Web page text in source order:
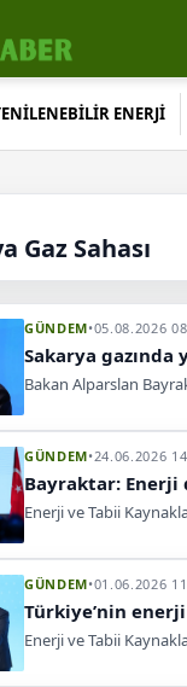
ENERJİ
Gaz Sahası
GÜNDEM•05.08.2026
Sakarya
Bakan Alparslan
GÜNDEM•24.06.2026
Bayraktar:
Enerji ve Tabii
GÜNDEM•01.06.2026
Türkiye’nin enerji
Enerji ve Tabii